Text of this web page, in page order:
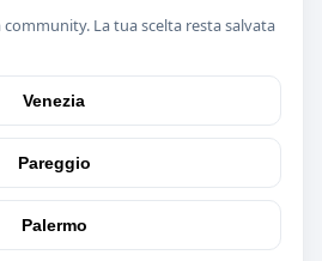
La tua scelta resta salvata
Venezia
Pareggio
Palermo